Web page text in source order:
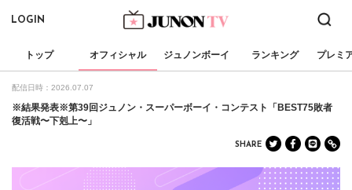
LOGIN
トップ オフィシャル ジュノンボーイ ランキング プレミ
配信日時：2026.07.07
※結果発表※第39回ジュノン・スーパーボーイ・コンテスト「BEST75敗者
復活戦〜下剋上〜」
SHARE